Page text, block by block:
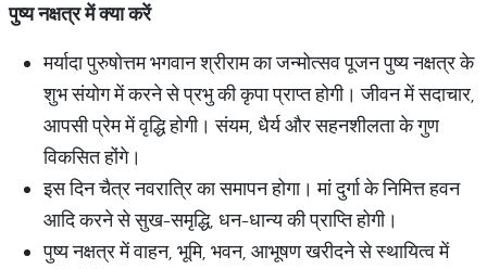
पुष्यनक्षत्रमेंक्याकरें
मर्यादा पुरुषोत्तम भगवान श्रीराम का जन्मोत्सव पूजन पुष्य नक्षत्र के
शुभ संयोग में करने से प्रभु की कृपा प्राप्त होगी। जीवन में सदाचार,
आपसी प्रेम में वृद्धि होगी। संयम, धैर्य और सहनशीलता के गुण
विकसित होंगे।
इस दिन चैत्र नवरात्रि का समापन होगा। मां दुर्गा के निमित्त हवन
आदि करने से सुख-समृद्धि, धन-धान्य की प्राप्ति होगी।
पुष्य नक्षत्र में वाहन, भूमि, भवन, आभूषण खरीदने से स्थायित्व में